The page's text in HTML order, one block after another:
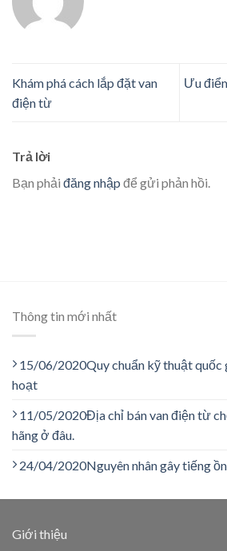
Khám phá cách lắp đặt van
điện từ
Ưu
Trả lời
Bạn phải đăng nhập để gửi phản hồi.
Thông tin mới nhất
15/06/2020Quy chuẩn kỹ thuật
hoạt
11/05/2020Địa chỉ bán van điện từ
hãng ở đâu.
24/04/2020Nguyên nhân gây tiếng
Giới thiệu